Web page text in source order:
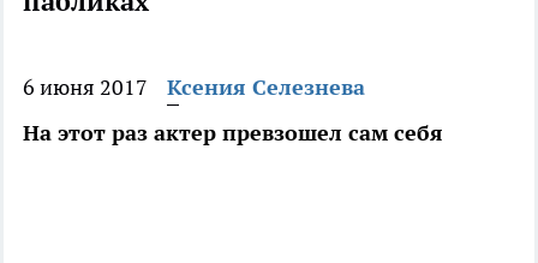
6 июня 2017
Ксения Селезнева
На этот раз актер превзошел сам себя